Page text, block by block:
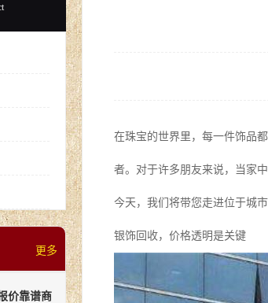
更多
价靠谱商
在珠宝的世界里，每一件饰品
者。对于许多朋友来说，当家
今天，我们将带您走进位于城
银饰回收，价格透明是关键